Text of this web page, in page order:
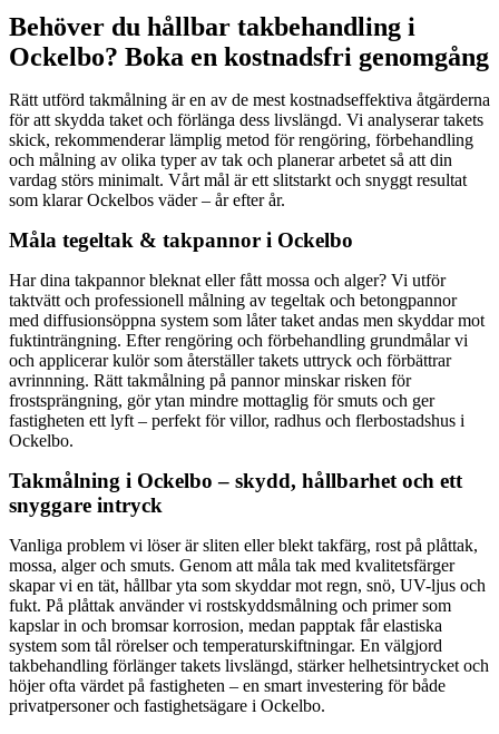
Behöver du hållbar takbehandling i
Ockelbo? Boka en kostnadsfri genomgång
Rätt utförd takmålning är en av de mest kostnadseffektiva åtgärderna
för att skydda taket och förlänga dess livslängd. Vi analyserar takets
skick, rekommenderar lämplig metod för rengöring, förbehandling
och målning av olika typer av tak och planerar arbetet så att din
vardag störs minimalt. Vårt mål är ett slitstarkt och snyggt resultat
som klarar Ockelbos väder – år efter år.
Måla tegeltak & takpannor i Ockelbo
Har dina takpannor bleknat eller fått mossa och alger? Vi utför
taktvätt och professionell målning av tegeltak och betongpannor
med diffusionsöppna system som låter taket andas men skyddar mot
fuktinträngning. Efter rengöring och förbehandling grundmålar vi
och applicerar kulör som återställer takets uttryck och förbättrar
avrinnning. Rätt takmålning på pannor minskar risken för
frostsprängning, gör ytan mindre mottaglig för smuts och ger
fastigheten ett lyft – perfekt för villor, radhus och flerbostadshus i
Ockelbo.
Takmålning i Ockelbo – skydd, hållbarhet och ett
snyggare intryck
Vanliga problem vi löser är sliten eller blekt takfärg, rost på plåttak,
mossa, alger och smuts. Genom att måla tak med kvalitetsfärger
skapar vi en tät, hållbar yta som skyddar mot regn, snö, UV-ljus och
fukt. På plåttak använder vi rostskyddsmålning och primer som
kapslar in och bromsar korrosion, medan papptak får elastiska
system som tål rörelser och temperaturskiftningar. En välgjord
takbehandling förlänger takets livslängd, stärker helhetsintrycket och
höjer ofta värdet på fastigheten – en smart investering för både
privatpersoner och fastighetsägare i Ockelbo.